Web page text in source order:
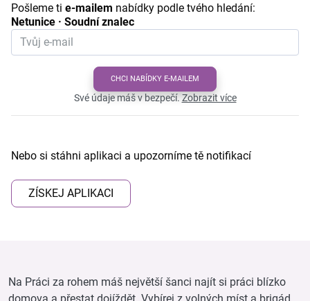
Pošleme ti e-mailem nabídky podle tvého hledání:
Netunice · Soudní znalec
CHCI NABÍDKY E-MAILEM
Své údaje máš v bezpečí.Zobrazit více
Nebo si stáhni aplikaci a upozorníme tě notifikací
ZÍSKEJ APLIKACI
Na Práci za rohem máš největší šanci najít si práci blízko
domova a přestat dojíždět. Vybírej z volných míst a brigád